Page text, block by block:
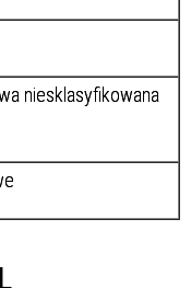
niesklasyfikowana